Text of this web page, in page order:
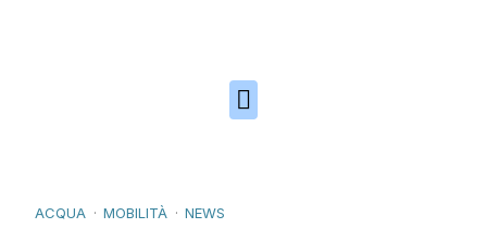
ACQUA MOBILITÀ NEWS